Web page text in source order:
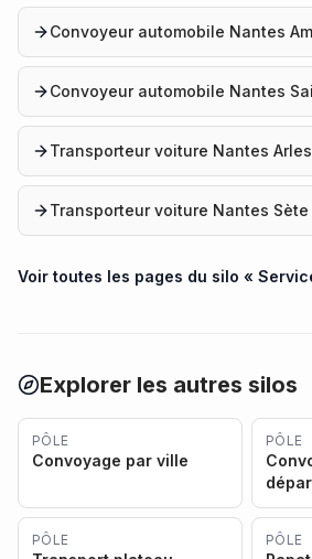
Transporteur voiture Nantes
Voir toutes les pages du silo «
Explorer les autres silos
PÔLE
Convoyage par ville
PÔLE
PÔLE PÔLE